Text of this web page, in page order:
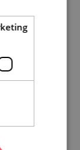
z.s.p.o